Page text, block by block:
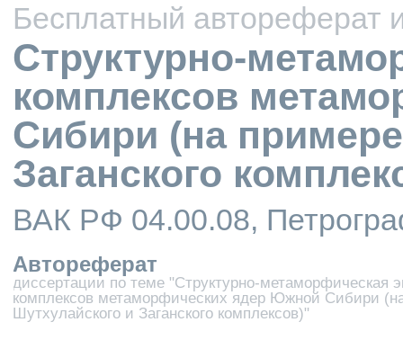
Бесплатный автореферат
Структурно-
комплексов
Сибири (на
Заганского
ВАК РФ 04.00.08,
Автореферат
диссертации по теме "Структурно-метаморфическая
комплексов метаморфических ядер Южной Сибири
Шутхулайского и Заганского комплексов)"